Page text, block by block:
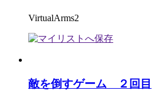
VirtualArms2
敵を倒すゲーム ２回目